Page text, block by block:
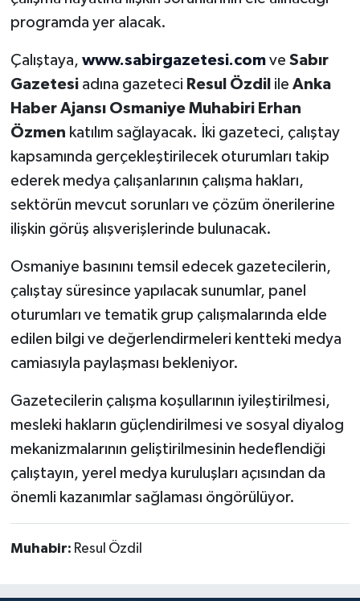
programda yer alacak.
Çalıştaya, www.sabirgazetesi.comve Sabır
Gazetesiadına gazeteci Resul Özdil ile Anka
Haber Ajansı Osmaniye Muhabiri Erhan
Özmen katılım sağlayacak. İki gazeteci, çalıştay
kapsamında gerçekleştirilecek oturumları takip
ederek medya çalışanlarının çalışma hakları,
sektörün mevcut sorunları ve çözüm önerilerine
ilişkin görüş alışverişlerinde bulunacak.
Osmaniye basınını temsil edecek gazetecilerin,
çalıştay süresince yapılacak sunumlar, panel
oturumları ve tematik grup çalışmalarında elde
edilen bilgi ve değerlendirmeleri kentteki medya
camiasıyla paylaşması bekleniyor.
Gazetecilerin çalışma koşullarının iyileştirilmesi,
mesleki hakların güçlendirilmesi ve sosyal diyalog
mekanizmalarının geliştirilmesinin hedeflendiği
çalıştayın, yerel medya kuruluşları açısından da
önemli kazanımlar sağlaması öngörülüyor.
Muhabir: Resul Özdil